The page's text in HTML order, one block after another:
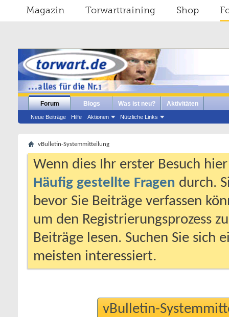
Magazin Torwarttraining Shop
Forum
Neue Beiträge Hilfe Aktionen Nützliche Links
Blogs Was ist neu? Aktivitäten
vBulletin-Systemmitteilung
Wenn dies Ihr erster Besuch
Häufig gestellte Fragen durch.
bevor Sie Beiträge verfassen
um den Registrierungsprozess
Beiträge lesen. Suchen Sie sich
meisten interessiert.
vBulletin-